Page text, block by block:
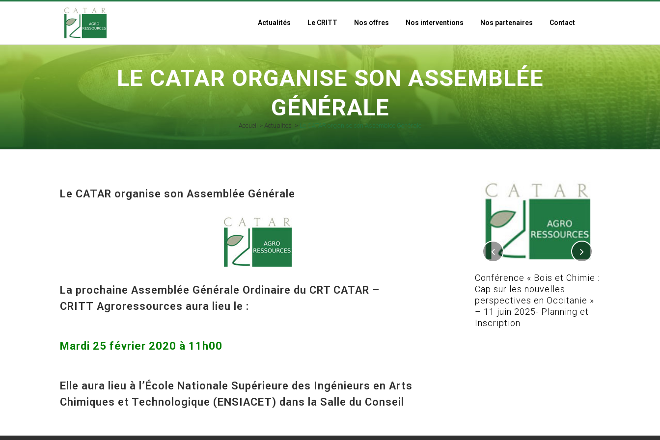
Actualités Le CRITT Nos offres Nos interventions Nos partenaires Contact
LE CATAR ORGANISE SON ASSEMBLÉE
GÉNÉRALE
Accueil > Actualités > Le CATAR organise son Assemblée Générale
Le CATAR organise son Assemblée Générale
La prochaine Assemblée Générale Ordinaire du CRT CATAR –
CRITT Agroressources aura lieu le :
Mardi 25 février 2020 à 11h00
Elle aura lieu à l’École Nationale Supérieure des Ingénieurs en Arts
Chimiques et Technologique (ENSIACET) dans la Salle du Conseil
Conférence « Bois et Chimie :
Cap sur les nouvelles
perspectives en Occitanie »
– 11 juin 2025- Planning et
Inscription